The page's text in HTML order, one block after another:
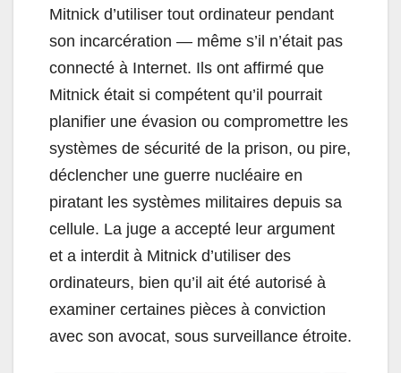
Mitnick d’utiliser tout ordinateur pendant
son incarcération — même s’il n’était pas
connecté à Internet. Ils ont affirmé que
Mitnick était si compétent qu’il pourrait
planifier une évasion ou compromettre les
systèmes de sécurité de la prison, ou pire,
déclencher une guerre nucléaire en
piratant les systèmes militaires depuis sa
cellule. La juge a accepté leur argument
et a interdit à Mitnick d’utiliser des
ordinateurs, bien qu’il ait été autorisé à
examiner certaines pièces à conviction
avec son avocat, sous surveillance étroite.